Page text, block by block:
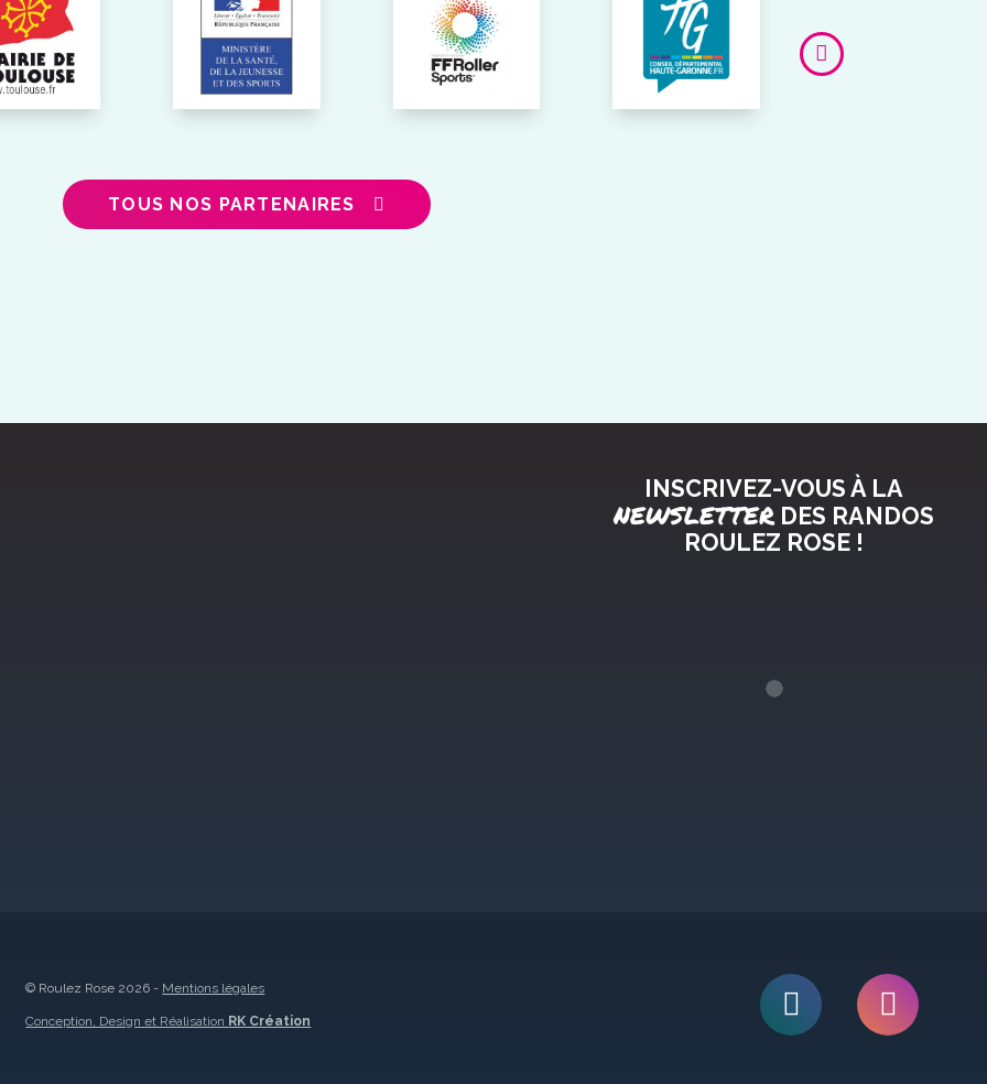
TOUS NOS PARTENAIRES
INSCRIVEZ-VOUS À LA
NEWSLETTERDES RANDOS
ROULEZ ROSE !
© Roulez Rose 2026 - Mentions légales
Conception, Design et Réalisation RK Création